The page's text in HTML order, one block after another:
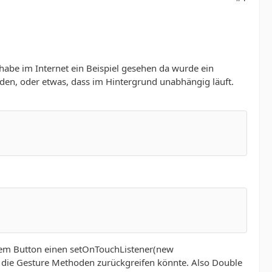
im Internet ein Beispiel gesehen da wurde ein
oder etwas, dass im Hintergrund unabhängig läuft.
Button einen setOnTouchListener(new
Gesture Methoden zurückgreifen könnte. Also Double